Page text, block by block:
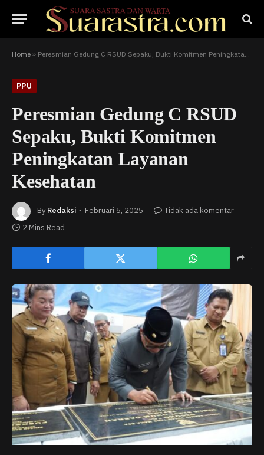
Home » Peresmian Gedung C RSUD Sepaku, Bukti Komitmen Peningkatan Layanan Kesehatan
PPU
Peresmian Gedung C RSUD
Sepaku, Bukti Komitmen
Peningkatan Layanan
Kesehatan
By Redaksi Februari 5, 2025
Tidak ada komentar
2 Mins Read